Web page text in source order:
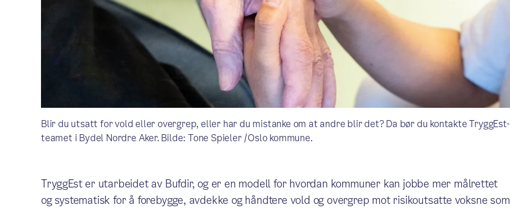
Blir du utsatt for vold eller overgrep, eller har du mistanke om at andre blir det? Da bør du kontakte TryggEst-
teamet i Bydel Nordre Aker. Bilde: Tone Spieler /Oslo kommune.
TryggEst er utarbeidet av Bufdir, og er en modell for hvordan kommuner kan jobbe mer målrettet
og systematisk for å forebygge, avdekke og håndtere vold og overgrep mot risikoutsatte voksne som